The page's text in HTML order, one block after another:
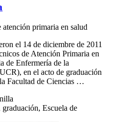
atención primaria en salud
el 14 de diciembre de 2011
de Atención Primaria en
de Enfermería de la
en el acto de graduación
Facultad de Ciencias …
Escuela de